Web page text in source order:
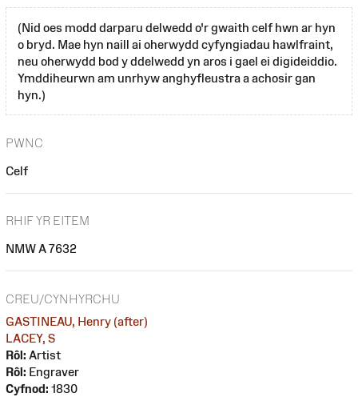
(Nid oes modd darparu delwedd o'r gwaith celf hwn ar hyn
o bryd. Mae hyn naill ai oherwydd cyfyngiadau hawlfraint,
neu oherwydd bod y ddelwedd yn aros i gael ei digideiddio.
Ymddiheurwn am unrhyw anghyfleustra a achosir gan
hyn.)
PWNC
Celf
RHIF YR EITEM
NMW A 7632
CREU/CYNHYRCHU
GASTINEAU, Henry (after)
LACEY, S
Rôl: Artist
Rôl: Engraver
Cyfnod: 1830